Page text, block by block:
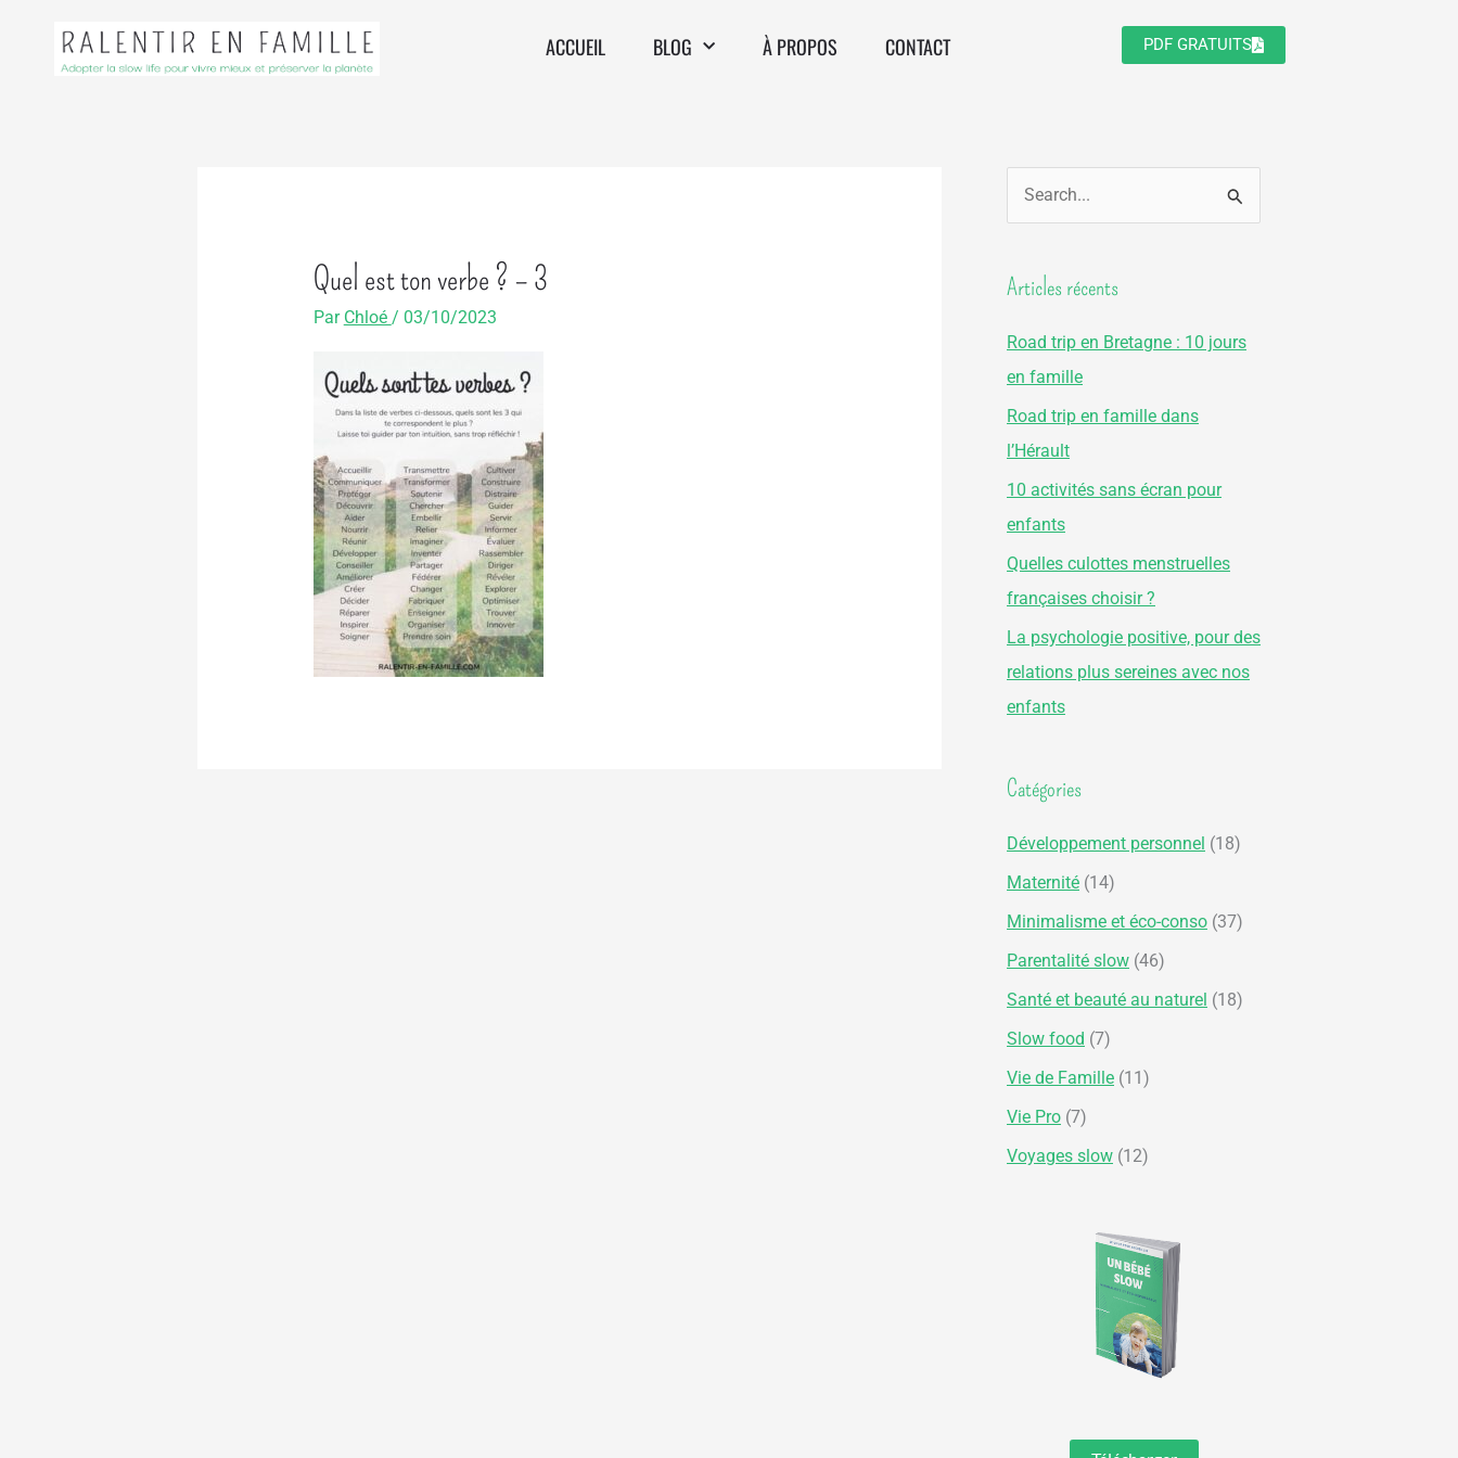
ACCUEIL BLOG À PROPOS CONTACT PDF GRATUITS
Quel est ton verbe ? – 3
Par Chloé / 03/10/2023
e
r
c
h
e
Articles récents
Road trip en Bretagne : 10 jours
en famille
Road trip en famille dans
l’Hérault
10 activités sans écran pour
enfants
Quelles culottes menstruelles
françaises choisir ?
La psychologie positive, pour des
relations plus sereines avec nos
enfants
Catégories
Développement personnel (18)
Maternité (14)
Minimalisme et éco-conso (37)
Parentalité slow (46)
Santé et beauté au naturel (18)
Slow food (7)
Vie de Famille (11)
Vie Pro (7)
Voyages slow (12)